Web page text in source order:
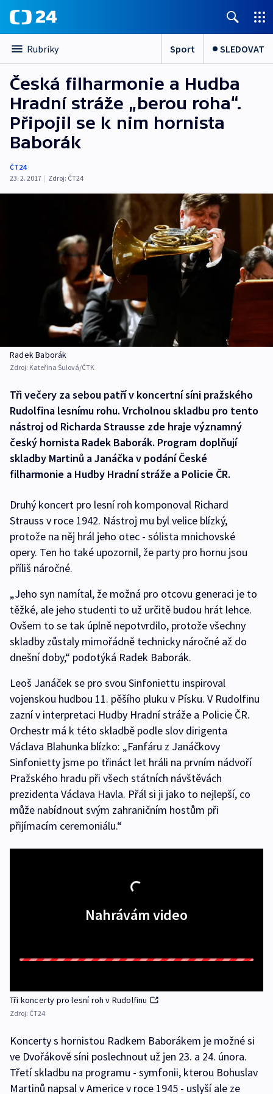
Rubriky Sport SLEDOVAT
Česká filharmonie a Hudba
Hradní stráže „berou roha“.
Připojil se k nim hornista
Baborák
ČT24
23. 2. 2017 | Zdroj: ČT24
Radek Baborák
Zdroj: Kateřina Šulová/ČTK
Tři večery za sebou patří v koncertní síni pražského
Rudolfina lesnímu rohu. Vrcholnou skladbu pro tento
nástroj od Richarda Strausse zde hraje významný
český hornista Radek Baborák. Program doplňují
skladby Martinů a Janáčka v podání České
filharmonie a Hudby Hradní stráže a Policie ČR.
Druhý koncert pro lesní roh komponoval Richard
Strauss v roce 1942. Nástroj mu byl velice blízký,
protože na něj hrál jeho otec - sólista mnichovské
opery. Ten ho také upozornil, že party pro hornu jsou
příliš náročné.
„Jeho syn namítal, že možná pro otcovu generaci je to
těžké, ale jeho studenti to už určitě budou hrát lehce.
Ovšem to se tak úplně nepotvrdilo, protože všechny
skladby zůstaly mimořádně technicky náročné až do
dnešní doby,“ podotýká Radek Baborák.
Leoš Janáček se pro svou Sinfoniettu inspiroval
vojenskou hudbou 11. pěšího pluku v Písku. V Rudolfinu
zazní v interpretaci Hudby Hradní stráže a Policie ČR.
Orchestr má k této skladbě podle slov dirigenta
Václava Blahunka blízko: „Fanfáru z Janáčkovy
Sinfonietty jsme po třináct let hráli na prvním nádvoří
Pražského hradu při všech státních návštěvách
prezidenta Václava Havla. Přál si ji jako to nejlepší, co
může nabídnout svým zahraničním hostům při
přijímacím ceremoniálu.“
Nahrávám video
Tři koncerty pro lesní roh v Rudolfinu
Zdroj: ČT24
Koncerty s hornistou Radkem Baborákem je možné si
ve Dvořákově síni poslechnout už jen 23. a 24. února.
Třetí skladbu na programu - symfonii, kterou Bohuslav
Martinů napsal v Americe v roce 1945 - uslyší ale ze